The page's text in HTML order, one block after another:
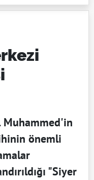
Muhammed'in
önemli
"Siyer